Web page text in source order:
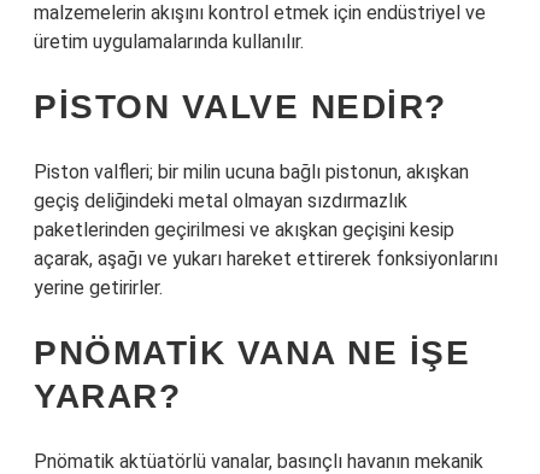
malzemelerin akışını kontrol etmek için endüstriyel ve
üretim uygulamalarında kullanılır.
PISTON VALVE NEDIR?
Piston valfleri; bir milin ucuna bağlı pistonun, akışkan
geçiş deliğindeki metal olmayan sızdırmazlık
paketlerinden geçirilmesi ve akışkan geçişini kesip
açarak, aşağı ve yukarı hareket ettirerek fonksiyonlarını
yerine getirirler.
PNÖMATIK VANA NE IŞE
YARAR?
Pnömatik aktüatörlü vanalar, basınçlı havanın mekanik